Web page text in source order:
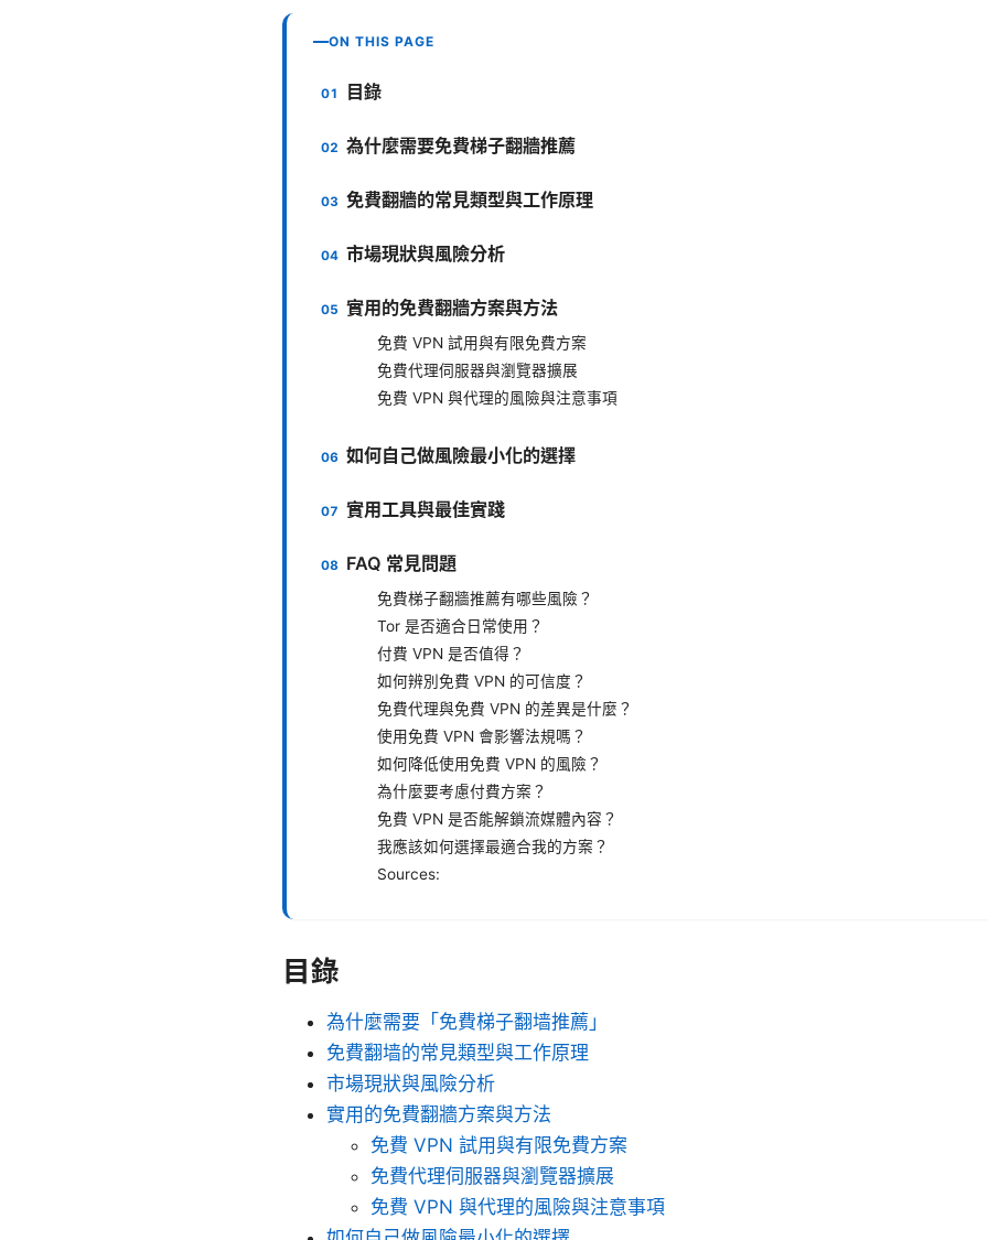
ON THIS PAGE
目錄
為什麼需要免費梯子翻牆推薦
免費翻牆的常見類型與工作原理
市場現狀與風險分析
實用的免費翻牆方案與方法
免費 VPN 試用與有限免費方案
免費代理伺服器與瀏覽器擴展
免費 VPN 與代理的風險與注意事項
如何自己做風險最小化的選擇
實用工具與最佳實踐
FAQ 常見問題
免費梯子翻牆推薦有哪些風險？
Tor 是否適合日常使用？
付費 VPN 是否值得？
如何辨別免費 VPN 的可信度？
免費代理與免費 VPN 的差異是什麼？
使用免費 VPN 會影響法規嗎？
如何降低使用免費 VPN 的風險？
為什麼要考慮付費方案？
免費 VPN 是否能解鎖流媒體內容？
我應該如何選擇最適合我的方案？
Sources:
目錄
為什麼需要「免費梯子翻墙推薦」
免費翻墙的常見類型與工作原理
市場現狀與風險分析
實用的免費翻牆方案與方法
免費 VPN 試用與有限免費方案
免費代理伺服器與瀏覽器擴展
免費 VPN 與代理的風險與注意事項